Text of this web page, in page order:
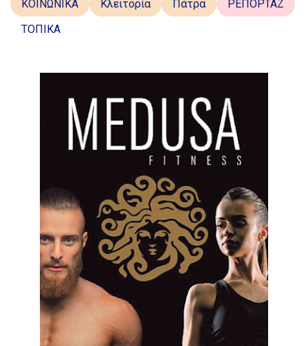
ΚΟΙΝΩΝΙΚΑ
Κλειτορία Πάτρα
ΡΕΠΟΡΤΑΖ
ΤΟΠΙΚΑ